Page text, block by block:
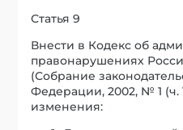
Статья 9
Внести в Кодекс об
правонарушениях
(Собрание
Федерации, 2002, № 1 (ч.
изменения: